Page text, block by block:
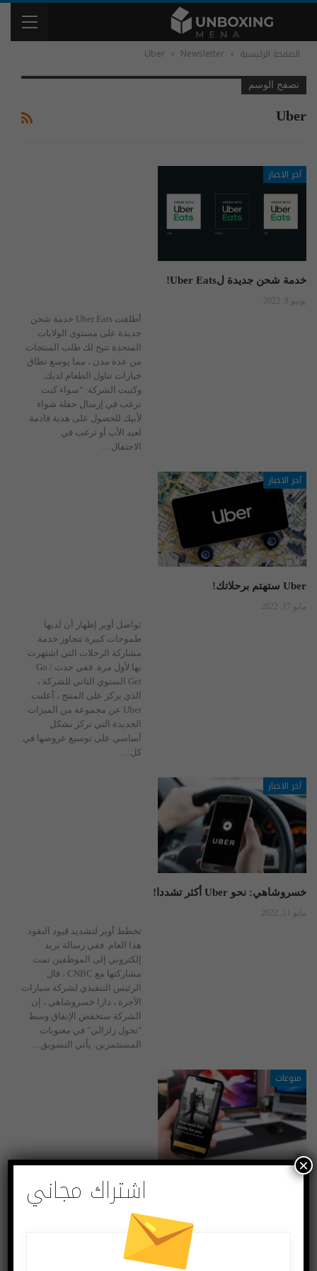
الصفحة الرئيسية Newsletter
Uber
تصفح الوسم
Uber
آخر الاخبار
خدمة شحن جديدة لUber Eats!
يونيو 8, 2022
أطلقت Uber Eats خدمة شحن
جديدة على مستوى الولايات
المتحدة تتيح لك طلب المنتجات
من عدة مدن ، مما يوسع نطاق
خيارات تناول الطعام لديك.
وكتبت الشركة: "سواء كنت
ترغب في إرسال حفلة شواء
لأبيك للحصول على هدية قادمة
لعيد الأب أو ترغب في
الاحتفال …
آخر الاخبار
Uber ستهتم برحلاتك!
مايو 17, 2022
تواصل أوبر إظهار أن لديها
طموحات كبيرة تتجاوز خدمة
مشاركة الرحلات التي اشتهرت
بها لأول مرة. ففي حدث Go /
Get السنوي الثاني للشركة ،
الذي يركز على المنتج ، أعلنت
Uber عن مجموعة من الميزات
الجديدة التي تركز بشكل
أساسي على توسيع عروضها في
كل …
آخر الاخبار
خسروشاهي: نحو Uber أكثر تشددا!
مايو 11, 2022
تخطط أوبر لتشديد قيود النقود
هذا العام. ففي رسالة بريد
إلكتروني إلى الموظفين تمت
مشاركتها مع CNBC ، قال
الرئيس التنفيذي لشركة سيارات
الأجرة ، دارا خسروشاهي ، إن
الشركة ستخفض الإنفاق وسط
"تحول زلزالي" في معنويات
المستثمرين. يأتي التسويق
منوعات
أوبر تطلق Uber Works لمساعدة السائقين في العثور على
السائقين في العثور على وظائف
اشتراك مجاني
×